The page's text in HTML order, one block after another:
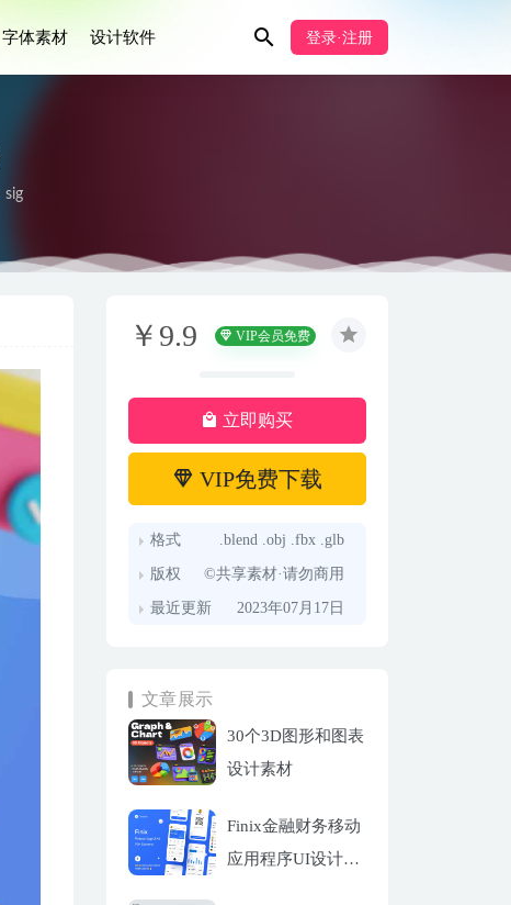
字体素材 设计软件 登录·注册
sig
￥9.9 VIP会员免费
立即购买
VIP免费下载
格式 .blend .obj .fbx .glb
版权 ©共享素材·请勿商用
最近更新 2023年07月17日
文章展示
30个3D图形和图表
设计素材
Finix金融财务移动
应用程序UI设计套